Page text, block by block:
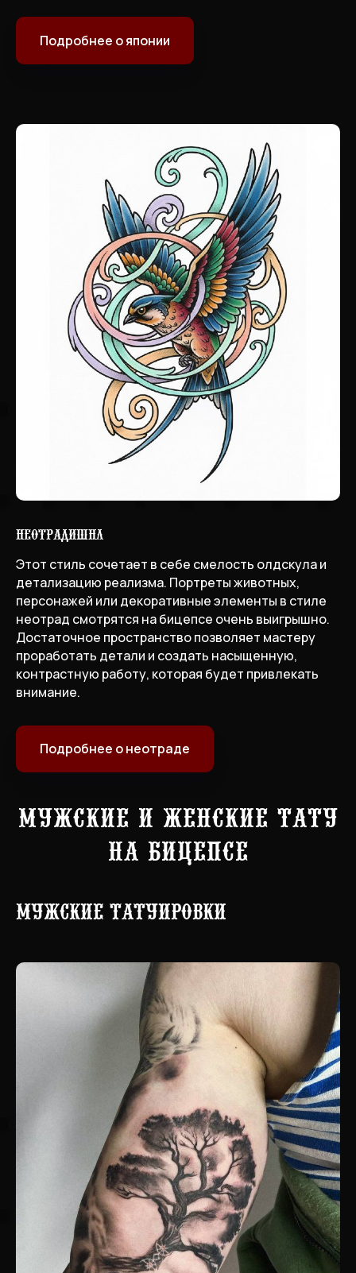
Подробнее о японии
Неотрадишнл
Этот стиль сочетает в себе смелость олдскула и
детализацию реализма. Портреты животных,
персонажей или декоративные элементы в стиле
неотрад смотрятся на бицепсе очень выигрышно.
Достаточное пространство позволяет мастеру
проработать детали и создать насыщенную,
контрастную работу, которая будет привлекать
внимание.
Подробнее о неотраде
Мужские и женские тату
на бицепсе
Мужские татуировки